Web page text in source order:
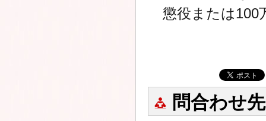
懲役または100
問合わせ